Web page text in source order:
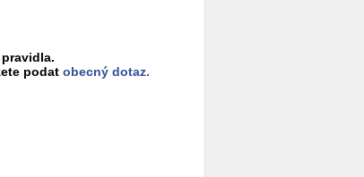
podat obecný dotaz.